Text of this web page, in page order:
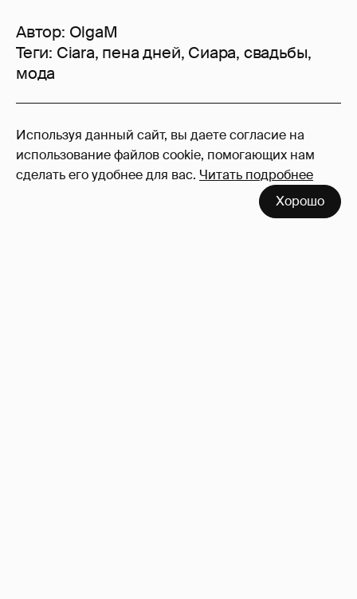
Используя данный сайт, вы даете согласие на
использование файлов cookie, помогающих нам
сделать его удобнее для вас. Читать подробнее
Хорошо
Автор: OlgaM
Теги: Ciara, пена дней, Сиара, свадьбы,
мода
8
Войдите в аккаунт, чтобы читать и
оставлять комментарии